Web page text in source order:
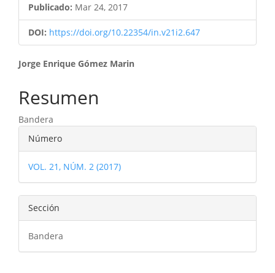
Publicado: Mar 24, 2017
DOI: https://doi.org/10.22354/in.v21i2.647
Contenido
principal
del
artículo
Jorge Enrique Gómez Marin
Resumen
Bandera
Detalles
del
artículo
Número
VOL. 21, NÚM. 2 (2017)
Sección
Bandera